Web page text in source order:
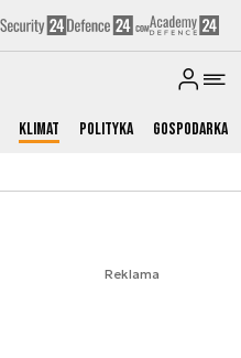
Klimat Polityka Gospodarka
Reklama